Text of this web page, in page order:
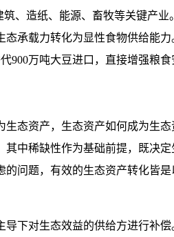
、造纸、能源、畜牧等关键产
承载力转化为显性食物供给能
900万吨大豆进口，直接增强粮食
态资产，生态资产如何成为生
中稀缺性作为基础前提，既决
问题，有效的生态资产转化皆
下对生态效益的供给方进行补